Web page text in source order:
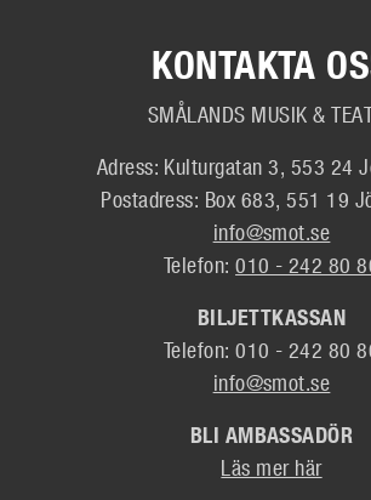
KONTAKTA
SMÅLANDS MUSIK &
Adress: Kulturgatan 3, 553 24
Postadress: Box 683, 551 19
info@smot.se
Telefon:010 - 242 80
BILJETTKASSAN
Telefon: 010 - 242 80
info@smot.se
BLI AMBASSADÖR
Läs mer här